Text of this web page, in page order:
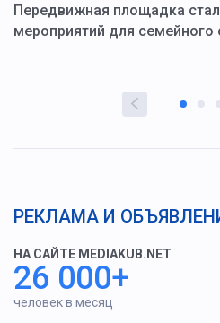
Передвижная площадка
мероприятий для семейного
РЕКЛАМА И
НА САЙТЕ MEDIAKUB.NET
26 000+
человек в месяц